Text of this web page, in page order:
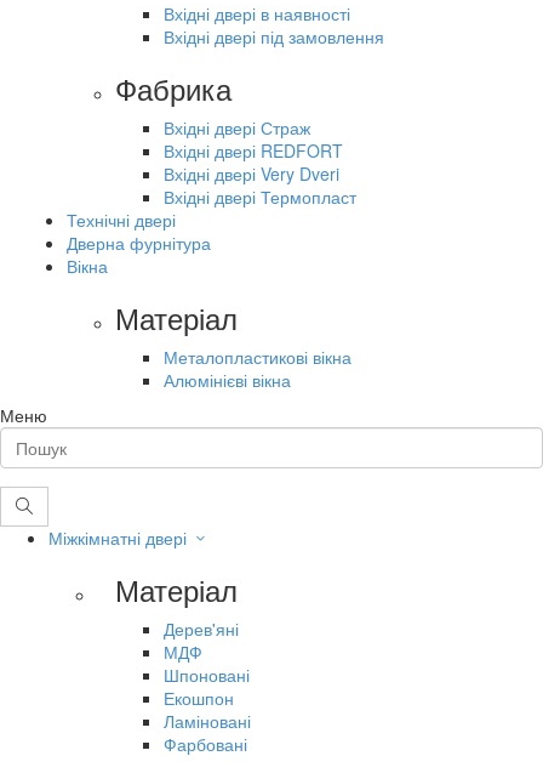
Вхідні двері в наявності
Вхідні двері під замовлення
Фабрика
Вхідні двері Страж
Вхідні двері REDFORT
Вхідні двері Very Dveri
Вхідні двері Термопласт
Технічні двері
Дверна фурнітура
Вікна
Матеріал
Металопластикові вікна
Алюмінієві вікна
Меню
Міжкімнатні двері
Матеріал
Дерев'яні
МДФ
Шпоновані
Екошпон
Ламіновані
Фарбовані